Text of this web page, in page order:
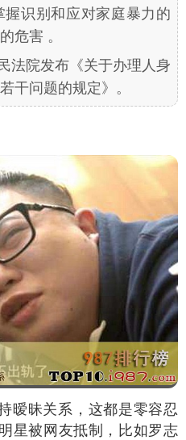
识别和应对家庭暴力的
危害 。
法院发布《关于办理人身
干问题的规定》。
暧昧关系，这都是零容忍
星被网友抵制，比如罗志